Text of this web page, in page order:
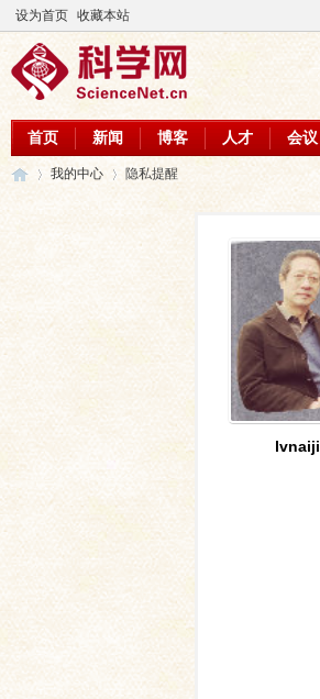
设为首页 收藏本站
首页 新闻 博客 人才 会议
我的中心 隐私提醒
lvnaiji